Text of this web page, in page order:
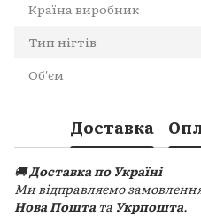
Країна виробник
Тип нігтів
Об'єм
Доставка
🚚Доставка по Україні
Ми відправляємо
Нова Поштата Укрпошта.